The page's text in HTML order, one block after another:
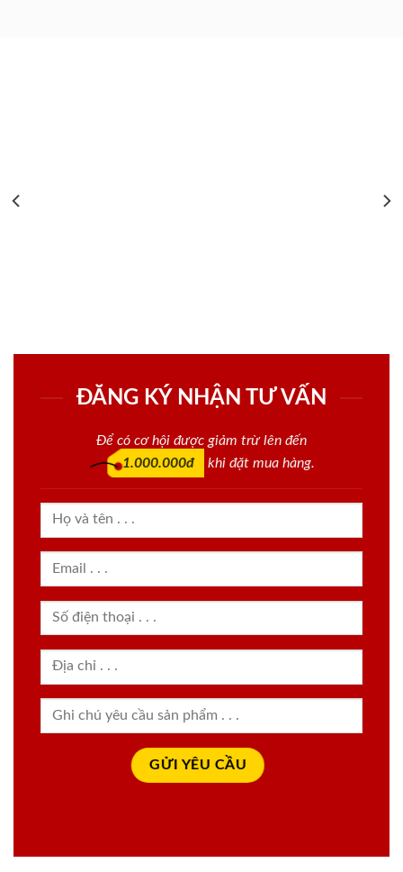
ĐĂNG KÝ NHẬN TƯ VẤN
Để có cơ hội được giảm trừ lên đến
1.000.000đ
khi đặt mua hàng.